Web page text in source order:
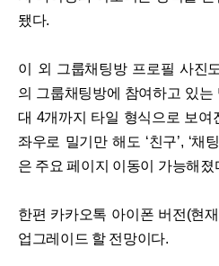
됐다.
이 외 그룹채팅방 프로필 사진
의 그룹채팅방에 참여하고 있는
대 4개까지 타일 형식으로 보여
좌우로 밀기만 해도 ‘친구’, ‘채
은 주요 페이지 이동이 가능해졌
한편 카카오톡 아이폰 버전(현
업그레이드 할 전망이다.